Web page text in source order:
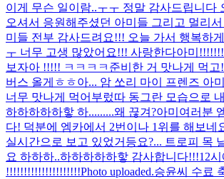
이게 무슨 일이람..ㅜㅜ 정말 감사드립니다
오셔서 응원해주셨던 아미들 그리고 멀리
미들 전부 감사드려요!!! 오늘 가서 행복하
ㅜ 너무 고생 많았어요!!! 사랑한다아미
보자아 !!!!! ㅋㅋㅋㅋ 준비한 거 맛나게 먹고
버스 올게ㅎㅎ아... 암 쏘리 마이 프렌즈 아
너무 맛나게 먹어부렀따 동그란 모습으로
하하하하하핳 하.........왜 끊겨?아미여러분
다! 덕분에 엠카에서 2번이나 1위를 해보네
실시간으로 보고 있었거등요?... 트로피 목
요 하하하..하하하하하핳 감사합니다!!!12
!!!!!!!!!!!!!!!!!!!!!Photo uploaded.승윤씨 수료